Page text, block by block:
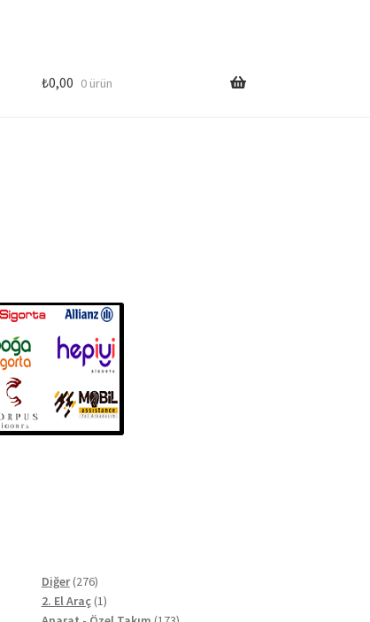
₺0,00 0 ürün
Diğer 276276
ürün
2. El Araç 11